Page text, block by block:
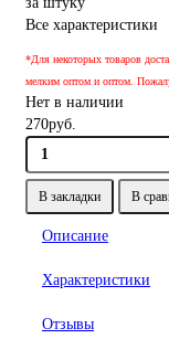
Все характеристики
*Для некоторых товаров
мелким оптом и оптом.
Нет в наличии
270руб.
В закладки В
Описание
Характеристики
Отзывы